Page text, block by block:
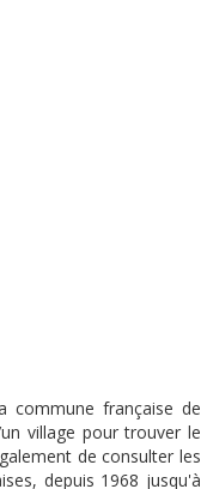
commune française de
village pour trouver le
de consulter les
depuis 1968 jusqu'à